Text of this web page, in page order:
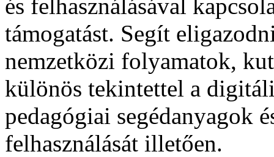
és felhasználásával
támogatást. Segít
nemzetközi folyamatok,
különös tekintettel a
pedagógiai segédanyagok
felhasználását illetően.